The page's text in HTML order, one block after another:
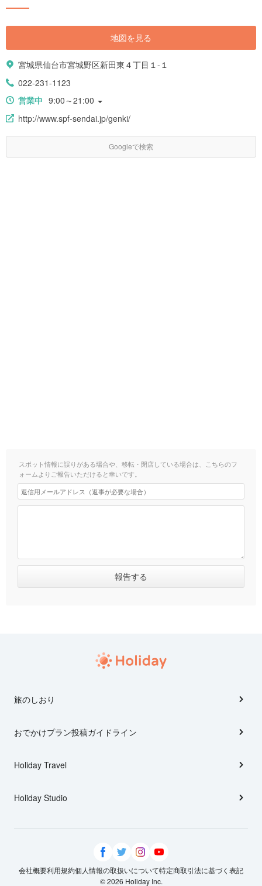
地図を見る
宮城県仙台市宮城野区新田東４丁目１-１
022-231-1123
営業中 9:00～21:00
http://www.spf-sendai.jp/genki/
Googleで検索
スポット情報に誤りがある場合や、移転・閉店している場合は、こちらのフ
ォームよりご報告いただけると幸いです。
旅のしおり
おでかけプラン投稿ガイドライン
Holiday Travel
Holiday Studio
会社概要利用規約個人情報の取扱いについて特定商取引法に基づく表記
© 2026 Holiday Inc.